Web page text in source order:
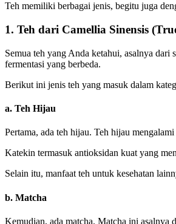
Teh memiliki berbagai jenis, begitu juga
1. Teh dari Camellia Sinensis
Semua teh yang Anda ketahui, asalnya dari
fermentasi yang berbeda.
Berikut ini jenis teh yang masuk dalam
a. Teh Hijau
Pertama, ada teh hijau. Teh hijau
Katekin termasuk antioksidan kuat yang
Selain itu, manfaat teh untuk kesehatan
b. Matcha
Kemudian, ada matcha. Matcha ini asalnya